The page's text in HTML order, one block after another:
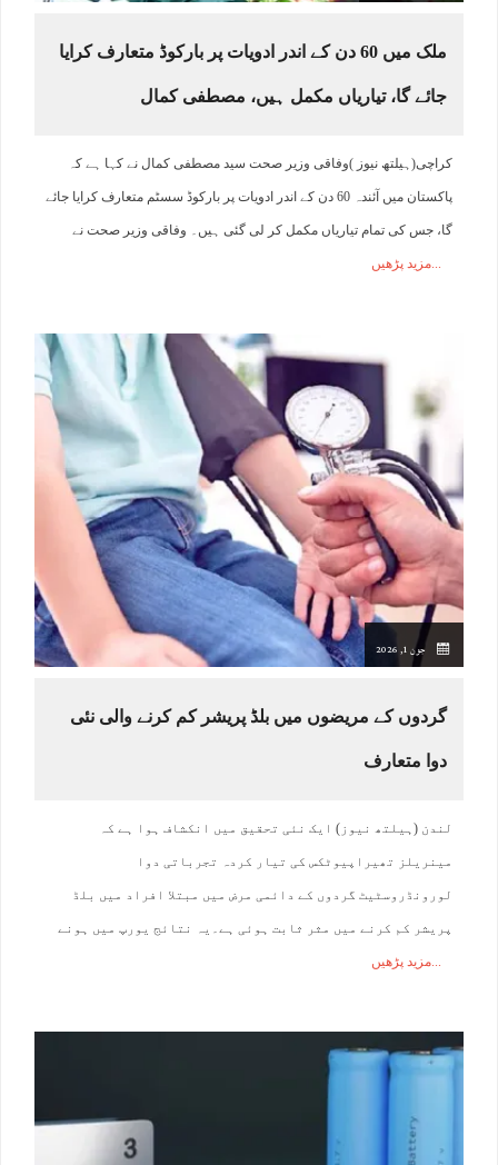
ملک میں 60 دن کے اندر ادویات پر بارکوڈ متعارف کرایا
جائے گا، تیاریاں مکمل ہیں، مصطفی کمال
کراچی(ہیلتھ نیوز )وفاقی وزیر صحت سید مصطفی کمال نے کہا ہے کہ
پاکستان میں آئندہ 60 دن کے اندر ادویات پر بارکوڈ سسٹم متعارف کرایا جائے
گا، جس کی تمام تیاریاں مکمل کر لی گئی ہیں۔ وفاقی وزیر صحت نے
مزید پڑھیں
جون 1, 2026
گردوں کے مریضوں میں بلڈ پریشر کم کرنے والی نئی
دوا متعارف
لندن (ہیلتھ نیوز) ایک نئی تحقیق میں انکشاف ہوا ہے کہ
مینریلز تھیراپیوٹکس کی تیار کردہ تجرباتی دوا
لورونڈروسٹیٹ گردوں کے دائمی مرض میں مبتلا افراد میں بلڈ
پریشر کم کرنے میں مثر ثابت ہوئی ہے۔یہ نتائج یورپ میں ہونے
مزید پڑھیں